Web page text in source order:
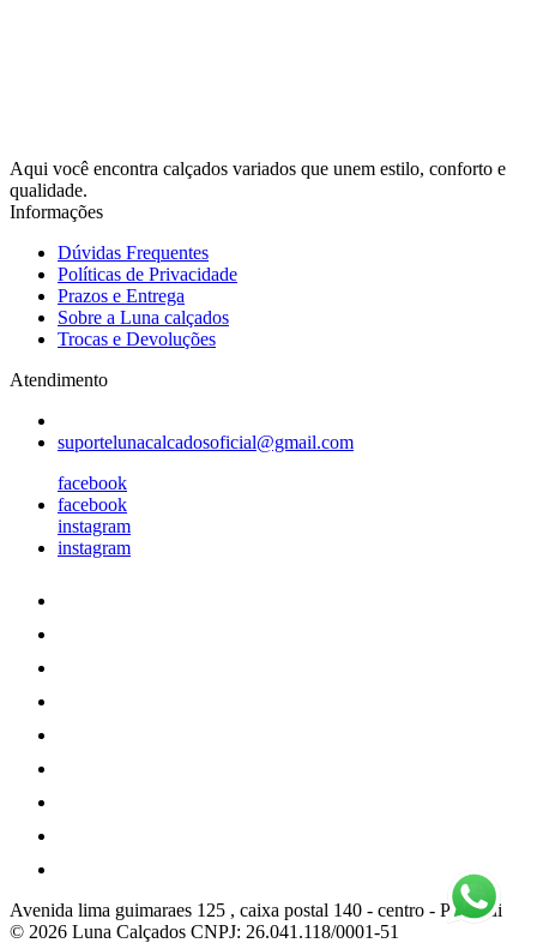
Aqui você encontra calçados variados que unem estilo, conforto e
qualidade.
Informações
Dúvidas Frequentes
Políticas de Privacidade
Prazos e Entrega
Sobre a Luna calçados
Trocas e Devoluções
Atendimento
suportelunacalcadosoficial@gmail.com
facebook
facebook
instagram
instagram
Avenida lima guimaraes 125 , caixa postal 140 - centro - Pitangui
© 2026 Luna Calçados CNPJ: 26.041.118/0001-51